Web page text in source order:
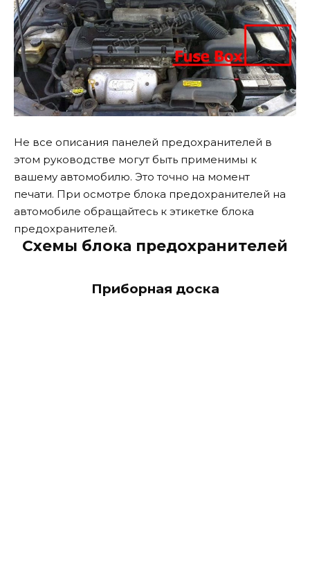
Не все описания панелей предохранителей в
этом руководстве могут быть применимы к
вашему автомобилю. Это точно на момент
печати. При осмотре блока предохранителей на
автомобиле обращайтесь к этикетке блока
предохранителей.
Схемы блока предохранителей
Приборная доска